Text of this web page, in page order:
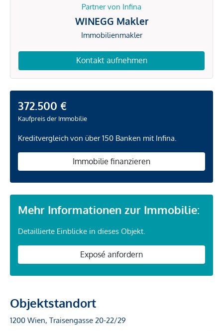
Partner von Infina
WINEGG Makler
Immobilienmakler
Kontakt aufnehmen
372.500 €
Kaufpreis der Immobilie
Kreditvergleich von über 150 Banken mit Infina.
Immobilie finanzieren
Mehr Informationen zur Immobilie:
Detaillierte Einblicke in dieses Objekt.
Exposé anfordern
Objektstandort
1200 Wien, Traisengasse 20-22/29